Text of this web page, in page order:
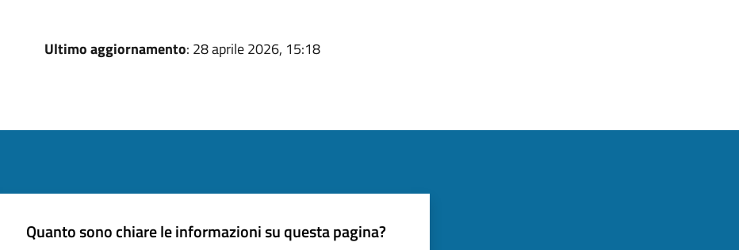
Ultimo aggiornamento: 28 aprile 2026, 15:18
Quanto sono chiare le informazioni su questa pagina?